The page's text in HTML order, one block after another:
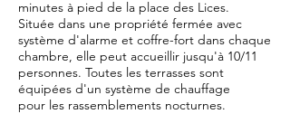
minutes à pied de la place des Lices.
Située dans une propriété fermée avec
système d'alarme et coffre-fort dans chaque
chambre, elle peut accueillir jusqu'à 10/11
personnes. Toutes les terrasses sont
équipées d'un système de chauffage
pour les rassemblements nocturnes.